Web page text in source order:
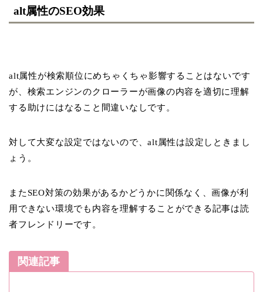
alt属性のSEO効果
alt属性が検索順位にめちゃくちゃ影響することはないです
が、検索エンジンのクローラーが画像の内容を適切に理解
する助けにはなること間違いなしです。
対して大変な設定ではないので、alt属性は設定しときまし
ょう。
またSEO対策の効果があるかどうかに関係なく、画像が利
用できない環境でも内容を理解することができる記事は読
者フレンドリーです。
関連記事